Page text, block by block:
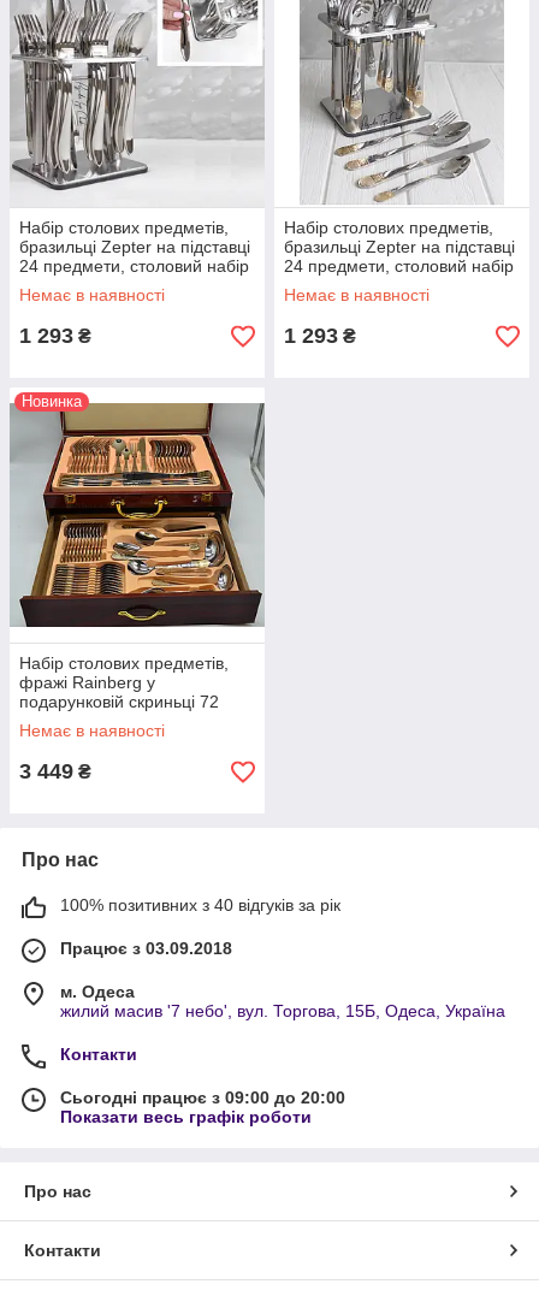
Набір столових предметів,
бразильці Zepter на підставці
24 предмети, столовий набір
із неіржавкої сталі
Немає в наявності
1 293 ₴
Набір столових предметів,
бразильці Zepter на підставці
24 предмети, столовий набір
із неіржавкої сталі
Немає в наявності
1 293 ₴
Новинка
Набір столових предметів,
фражі Rainberg у
подарунковій скриньці 72
предмети, столовий набір 12
персон
Немає в наявності
3 449 ₴
Про нас
100% позитивних з 40 відгуків за рік
Працює з 03.09.2018
м. Одеса
жилий масив '7 небо', вул. Торгова, 15Б, Одеса, Україна
Контакти
Сьогодні працює з 09:00 до 20:00
Показати весь графік роботи
Про нас
Контакти